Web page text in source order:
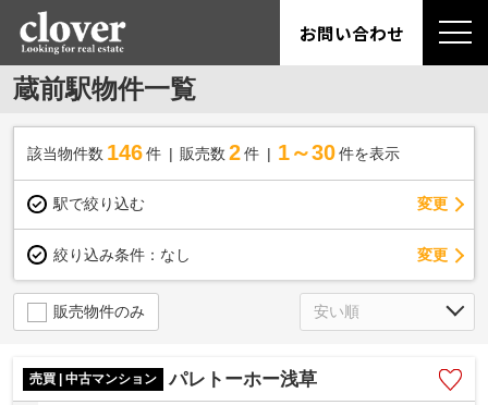
お問い合わせ
蔵前駅物件一覧
該当物件数 146件 販売数 2 件 1～30 件を表示
駅で絞り込む 変更
絞り込み条件： なし 変更
販売物件のみ
売買 | 中古マンション パレトーホー浅草